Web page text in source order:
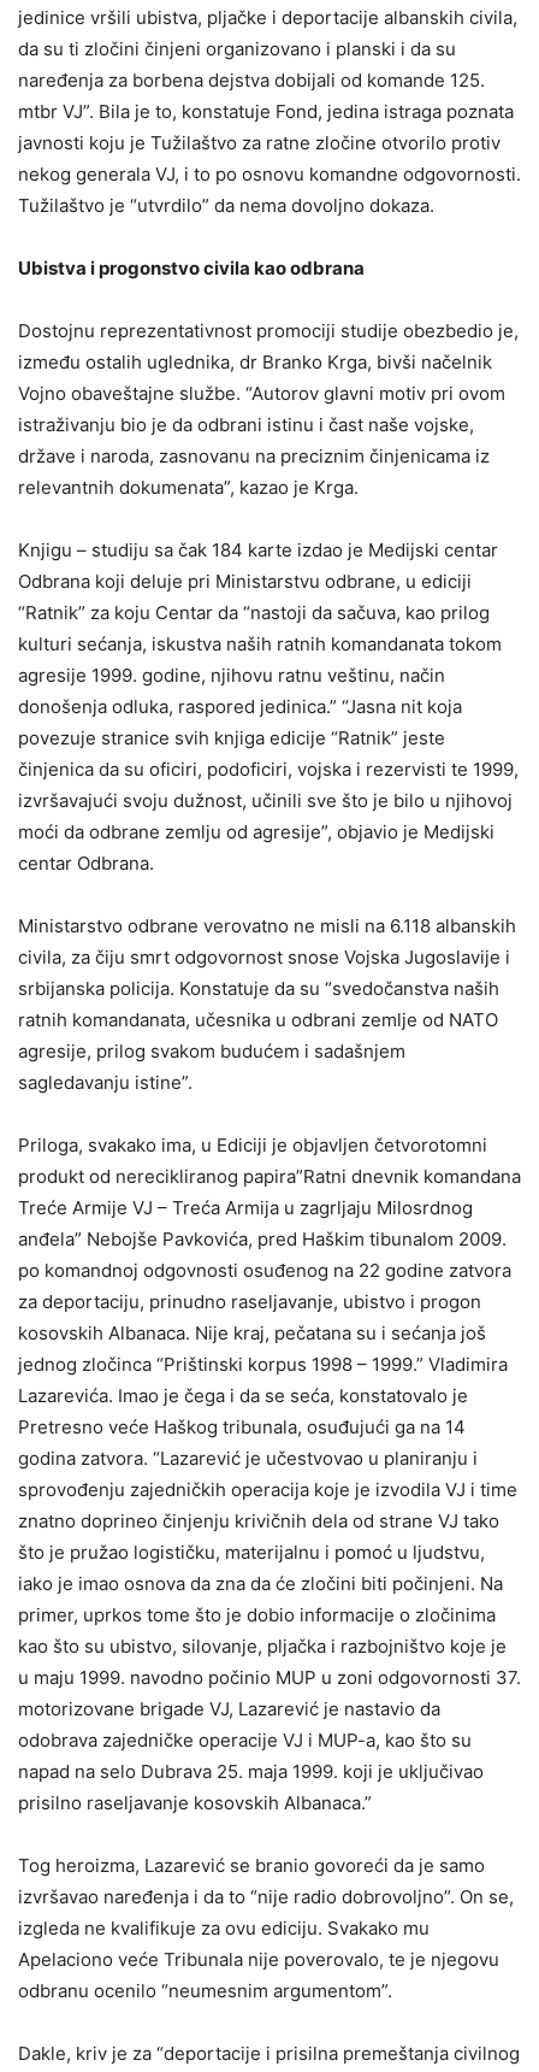
jedinice vršili ubistva, pljačke i deportacije albanskih civila,
da su ti zločini činjeni organizovano i planski i da su
naređenja za borbena dejstva dobijali od komande 125.
mtbr VJ”. Bila je to, konstatuje Fond, jedina istraga poznata
javnosti koju je Tužilaštvo za ratne zločine otvorilo protiv
nekog generala VJ, i to po osnovu komandne odgovornosti.
Tužilaštvo je “utvrdilo” da nema dovoljno dokaza.
Ubistva i progonstvo civila kao odbrana
Dostojnu reprezentativnost promociji studije obezbedio je,
između ostalih uglednika, dr Branko Krga, bivši načelnik
Vojno obaveštajne službe. “Autorov glavni motiv pri ovom
istraživanju bio je da odbrani istinu i čast naše vojske,
države i naroda, zasnovanu na preciznim činjenicama iz
relevantnih dokumenata”, kazao je Krga.
Knjigu – studiju sa čak 184 karte izdao je Medijski centar
Odbrana koji deluje pri Ministarstvu odbrane, u ediciji
“Ratnik” za koju Centar da “nastoji da sačuva, kao prilog
kulturi sećanja, iskustva naših ratnih komandanata tokom
agresije 1999. godine, njihovu ratnu veštinu, način
donošenja odluka, raspored jedinica.” “Jasna nit koja
povezuje stranice svih knjiga edicije “Ratnik” jeste
činjenica da su oficiri, podoficiri, vojska i rezervisti te 1999,
izvršavajući svoju dužnost, učinili sve što je bilo u njihovoj
moći da odbrane zemlju od agresije”, objavio je Medijski
centar Odbrana.
Ministarstvo odbrane verovatno ne misli na 6.118 albanskih
civila, za čiju smrt odgovornost snose Vojska Jugoslavije i
srbijanska policija. Konstatuje da su “svedočanstva naših
ratnih komandanata, učesnika u odbrani zemlje od NATO
agresije, prilog svakom budućem i sadašnjem
sagledavanju istine”.
Priloga, svakako ima, u Ediciji je objavljen četvorotomni
produkt od nerecikliranog papira”Ratni dnevnik komandana
Treće Armije VJ – Treća Armija u zagrljaju Milosrdnog
anđela” Nebojše Pavkovića, pred Haškim tibunalom 2009.
po komandnoj odgovnosti osuđenog na 22 godine zatvora
za deportaciju, prinudno raseljavanje, ubistvo i progon
kosovskih Albanaca. Nije kraj, pečatana su i sećanja još
jednog zločinca “Prištinski korpus 1998 – 1999.” Vladimira
Lazarevića. Imao je čega i da se seća, konstatovalo je
Pretresno veće Haškog tribunala, osuđujući ga na 14
godina zatvora. “Lazarević je učestvovao u planiranju i
sprovođenju zajedničkih operacija koje je izvodila VJ i time
znatno doprineo činjenju krivičnih dela od strane VJ tako
što je pružao logističku, materijalnu i pomoć u ljudstvu,
iako je imao osnova da zna da će zločini biti počinjeni. Na
primer, uprkos tome što je dobio informacije o zločinima
kao što su ubistvo, silovanje, pljačka i razbojništvo koje je
u maju 1999. navodno počinio MUP u zoni odgovornosti 37.
motorizovane brigade VJ, Lazarević je nastavio da
odobrava zajedničke operacije VJ i MUP-a, kao što su
napad na selo Dubrava 25. maja 1999. koji je uključivao
prisilno raseljavanje kosovskih Albanaca.”
Tog heroizma, Lazarević se branio govoreći da je samo
izvršavao naređenja i da to “nije radio dobrovoljno”. On se,
izgleda ne kvalifikuje za ovu ediciju. Svakako mu
Apelaciono veće Tribunala nije poverovalo, te je njegovu
odbranu ocenilo “neumesnim argumentom”.
Dakle, kriv je za “deportacije i prisilna premeštanja civilnog